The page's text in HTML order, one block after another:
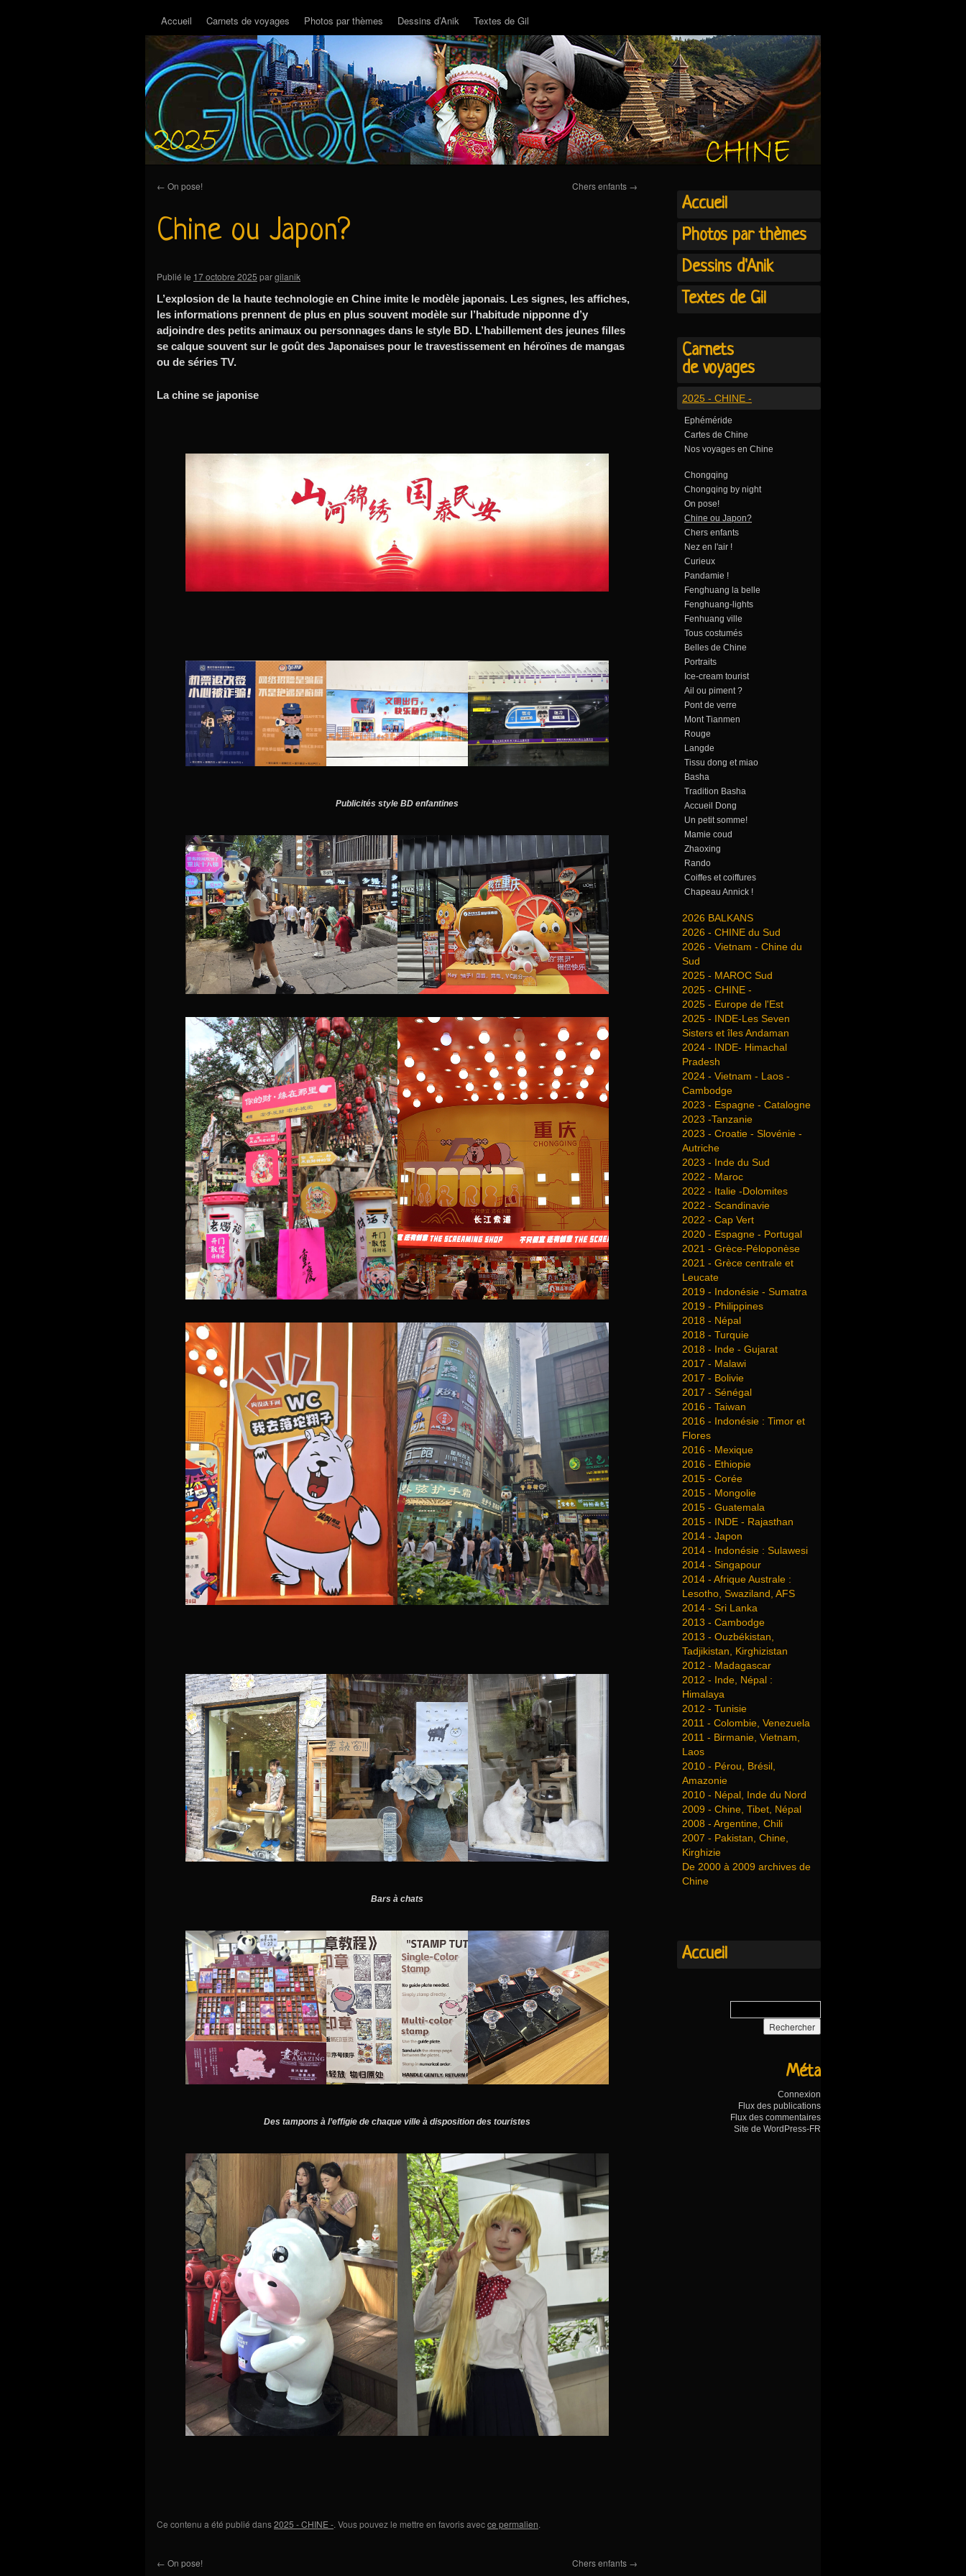
Accueil Carnets de voyages Photos par thèmes Dessins d’Anik Textes de Gil
← On pose! Chers enfants →
Chine ou Japon?
Publié le 17 octobre 2025 pargilanik
L’explosion de la haute technologie en Chine imite le modèle japonais. Les signes, les affiches,
les informations prennent de plus en plus souvent modèle sur l’habitude nipponne d’y
adjoindre des petits animaux ou personnages dans le style BD. L’habillement des jeunes filles
se calque souvent sur le goût des Japonaises pour le travestissement en héroïnes de mangas
ou de séries TV.
La chine se japonise
Publicités style BD enfantines
Bars à chats
Des tampons à l’effigie de chaque ville à disposition des touristes
Ce contenu a été publié dans2025 - CHINE -. Vous pouvez le mettre en favoris avecce permalien.
← On pose! Chers enfants →
Accueil
Photos par thèmes
Dessins d'Anik
Textes de Gil
Carnets
de voyages
2025 - CHINE -
Ephéméride
Cartes de Chine
Nos voyages en Chine
Chongqing
Chongqing by night
On pose!
Chine ou Japon?
Chers enfants
Nez en l'air !
Curieux
Pandamie !
Fenghuang la belle
Fenghuang-lights
Fenhuang ville
Tous costumés
Belles de Chine
Portraits
Ice-cream tourist
Ail ou piment ?
Pont de verre
Mont Tianmen
Rouge
Langde
Tissu dong et miao
Basha
Tradition Basha
Accueil Dong
Un petit somme!
Mamie coud
Zhaoxing
Rando
Coiffes et coiffures
Chapeau Annick !
2026 BALKANS
2026 - CHINE du Sud
2026 - Vietnam - Chine du
Sud
2025 - MAROC Sud
2025 - CHINE -
2025 - Europe de l'Est
2025 - INDE-Les Seven
Sisters et îles Andaman
2024 - INDE- Himachal
Pradesh
2024 - Vietnam - Laos -
Cambodge
2023 - Espagne - Catalogne
2023 -Tanzanie
2023 - Croatie - Slovénie -
Autriche
2023 - Inde du Sud
2022 - Maroc
2022 - Italie -Dolomites
2022 - Scandinavie
2022 - Cap Vert
2020 - Espagne - Portugal
2021 - Grèce-Péloponèse
2021 - Grèce centrale et
Leucate
2019 - Indonésie - Sumatra
2019 - Philippines
2018 - Népal
2018 - Turquie
2018 - Inde - Gujarat
2017 - Malawi
2017 - Bolivie
2017 - Sénégal
2016 - Taiwan
2016 - Indonésie : Timor et
Flores
2016 - Mexique
2016 - Ethiopie
2015 - Corée
2015 - Mongolie
2015 - Guatemala
2015 - INDE - Rajasthan
2014 - Japon
2014 - Indonésie : Sulawesi
2014 - Singapour
2014 - Afrique Australe :
Lesotho, Swaziland, AFS
2014 - Sri Lanka
2013 - Cambodge
2013 - Ouzbékistan,
Tadjikistan, Kirghizistan
2012 - Madagascar
2012 - Inde, Népal :
Himalaya
2012 - Tunisie
2011 - Colombie, Venezuela
2011 - Birmanie, Vietnam,
Laos
2010 - Pérou, Brésil,
Amazonie
2010 - Népal, Inde du Nord
2009 - Chine, Tibet, Népal
2008 - Argentine, Chili
2007 - Pakistan, Chine,
Kirghizie
De 2000 à 2009 archives de
Chine
Accueil
Méta
Connexion
Flux des publications
Flux des commentaires
Site de WordPress-FR